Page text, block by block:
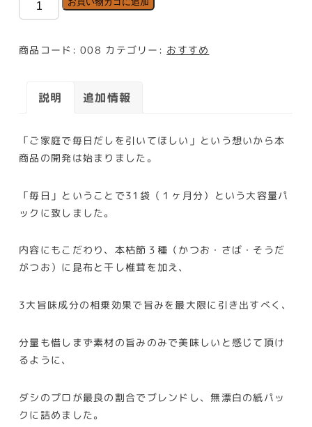
い
に
10
ｇ
袋
個
商品コード:008 カテゴリー: おすすめ
説明 追加情報
「ご家庭で毎日だしを引いてほしい」という想いから本
商品の開発は始まりました。
「毎日」ということで31袋（１ヶ月分）という大容量パ
ックに致しました。
内容にもこだわり、本枯節３種（かつお・さば・そうだ
がつお）に昆布と干し椎茸を加え、
3大旨味成分の相乗効果で旨みを最大限に引き出すべく、
分量も惜しまず素材の旨みのみで美味しいと感じて頂け
るように、
ダシのプロが最良の割合でブレンドし、無漂白の紙パッ
クに詰めました。